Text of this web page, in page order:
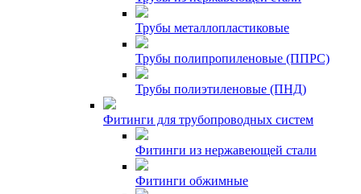
Трубы металлопластиковые
Трубы полипропиленовые (ППРС)
Трубы полиэтиленовые (ПНД)
Фитинги для трубопроводных систем
Фитинги из нержавеющей стали
Фитинги обжимные